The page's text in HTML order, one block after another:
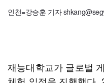
인천=강승훈 기자
재능대학교가 글로벌